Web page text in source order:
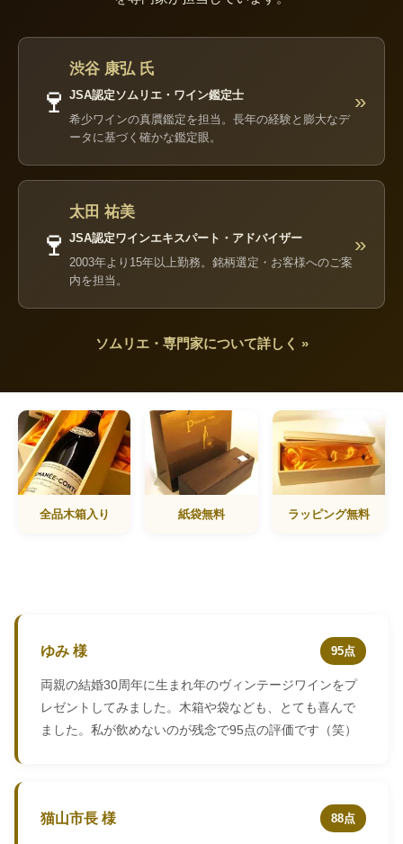
🍷
渋谷 康弘 氏
JSA認定ソムリエ・ワイン鑑定士
希少ワインの真贋鑑定を担当。長年の経験と膨大なデ
ータに基づく確かな鑑定眼。
»
🍷
太田 祐美
JSA認定ワインエキスパート・アドバイザー
2003年より15年以上勤務。銘柄選定・お客様へのご案
内を担当。
»
ソムリエ・専門家について詳しく »
全品木箱入り 紙袋無料 ラッピング無料
ゆみ 様 95点
両親の結婚30周年に生まれ年のヴィンテージワインをプ
レゼントしてみました。木箱や袋なども、とても喜んで
ました。私が飲めないのが残念で95点の評価です（笑）
猫山市長 様 88点